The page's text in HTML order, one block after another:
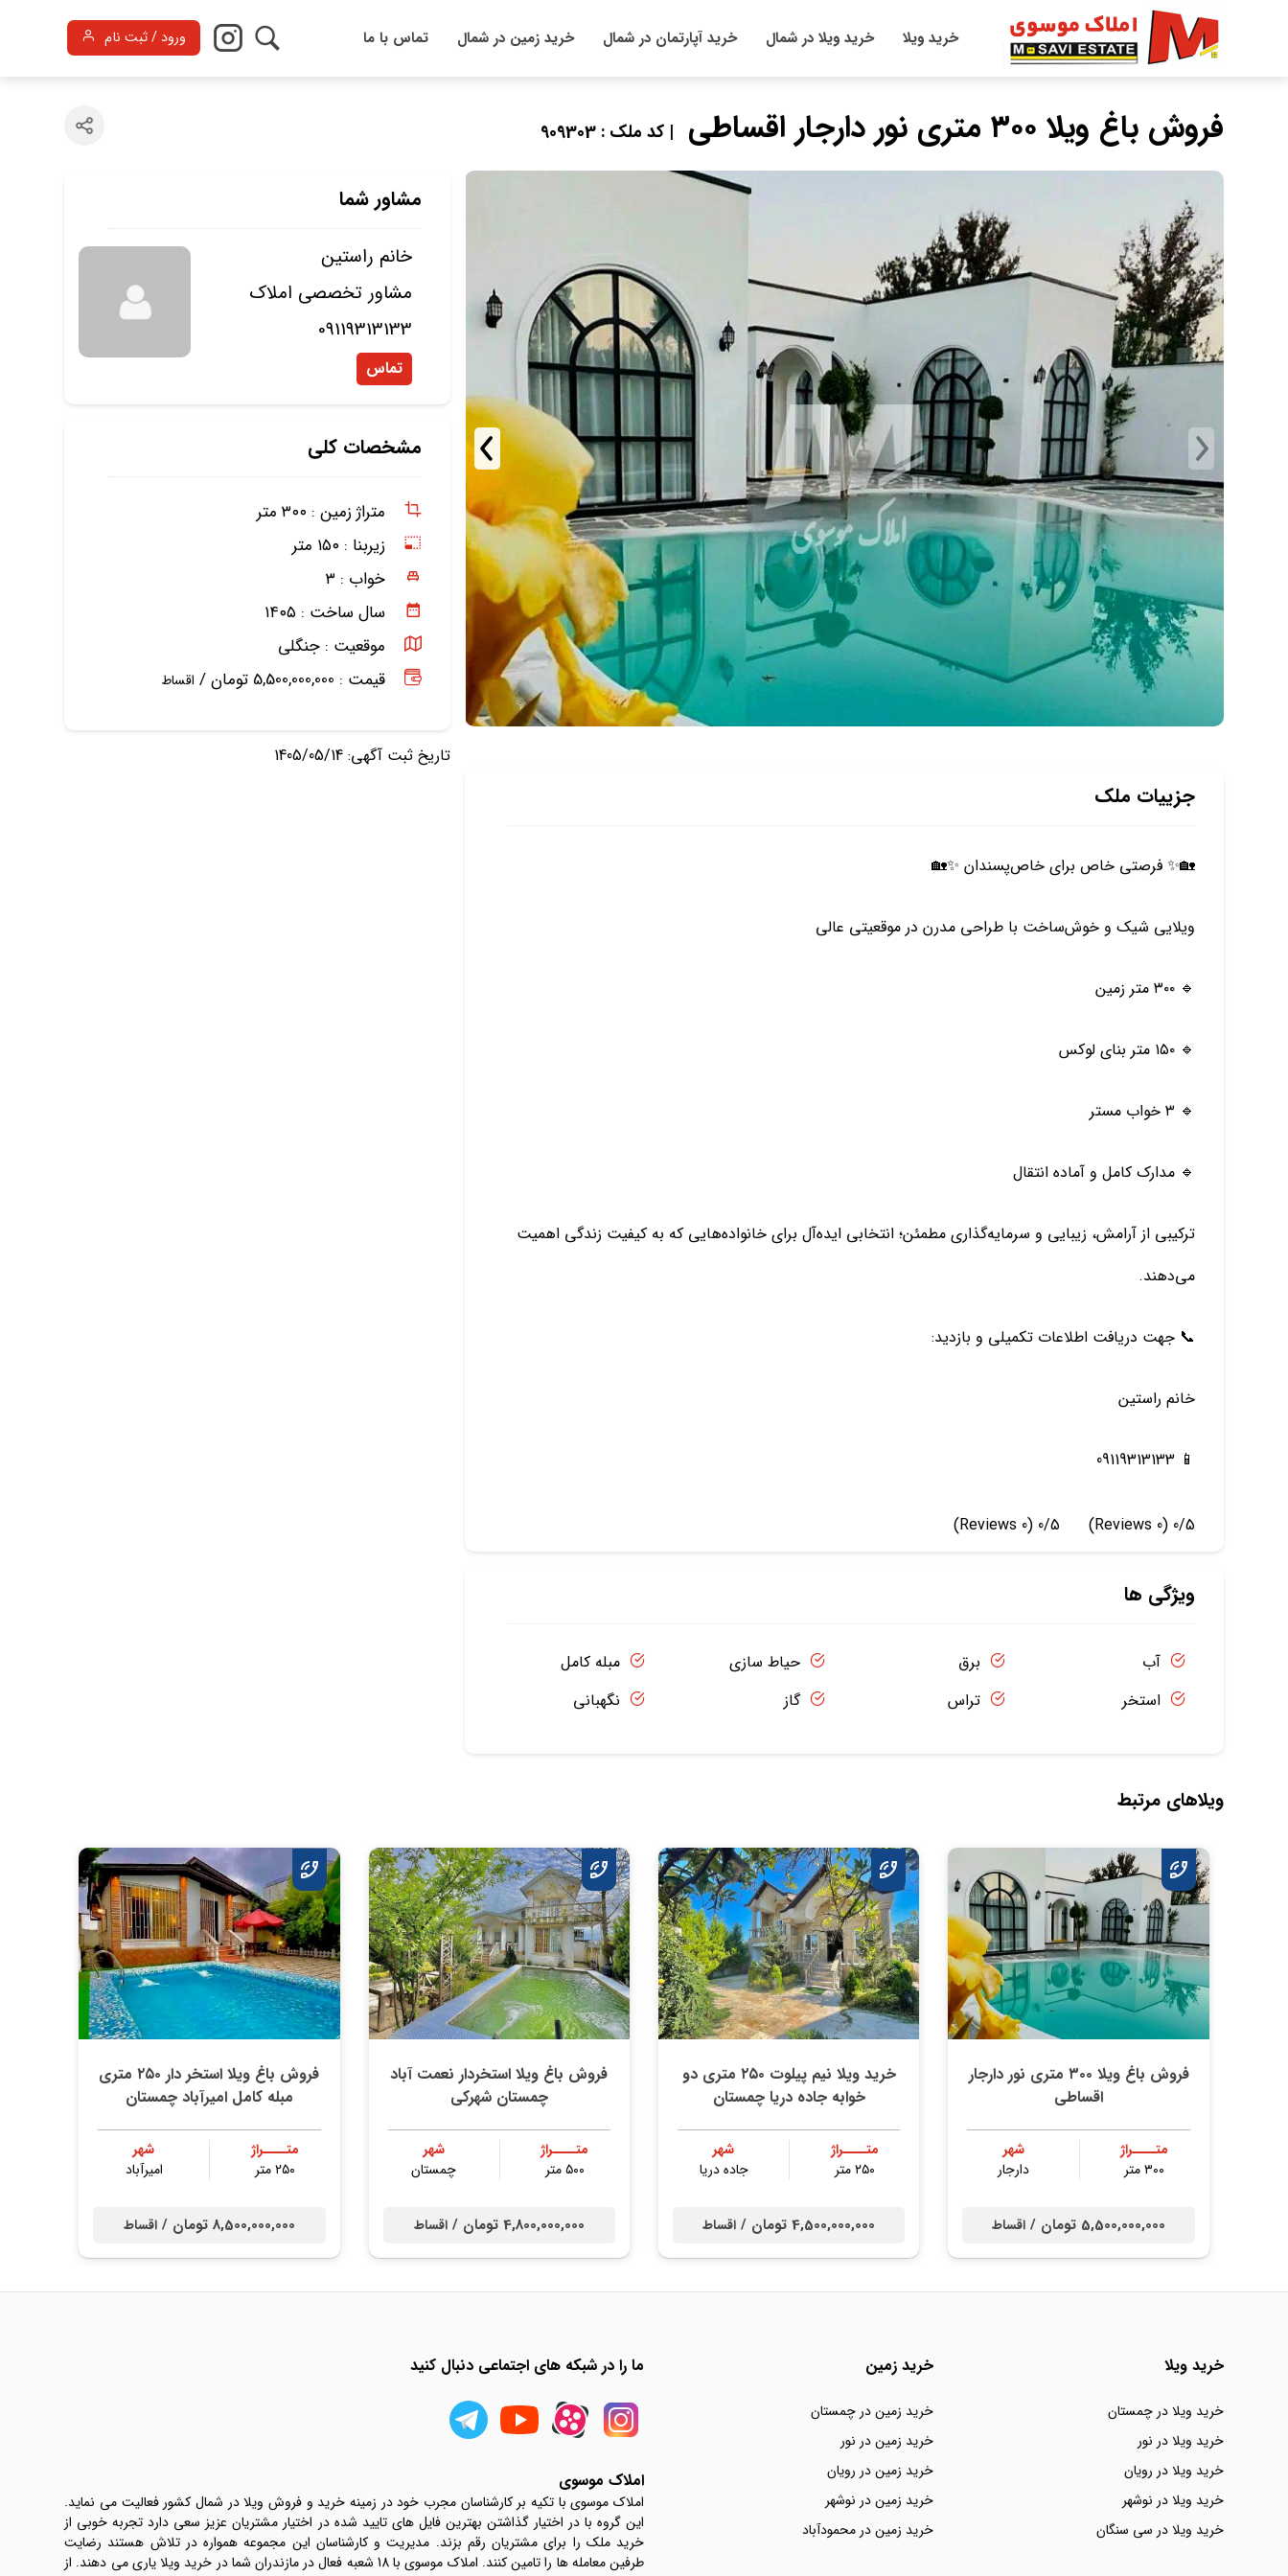
خرید ویلا خرید ویلا در شمال خرید آپارتمان در شمال خرید زمین در شمال تماس با ما ورود / ثبت نام
فروش باغ ویلا ۳۰۰ متری نور دارجار اقساطی | کد ملک : 909303
مشاور شما
خانم راستین
مشاور تخصصی املاک
09119313133
تماس
مشخصات کلی
متراژ زمین : ۳۰۰ متر
زیربنا : ۱۵۰ متر
خواب : ۳
سال ساخت : ۱۴۰۵
موقعیت : جنگلی
قیمت : 5,500,000,000 تومان /
اقساط
تاریخ ثبت آگهی: 1405/05/14
جزییات ملک
🏡✨ فرصتی خاص برای خاص‌پسندان ✨🏡
ویلایی شیک و خوش‌ساخت با طراحی مدرن در موقعیتی عالی
🔹 ۳۰۰ متر زمین
🔹 ۱۵۰ متر بنای لوکس
🔹 ۳ خواب مستر
🔹 مدارک کامل و آماده انتقال
ترکیبی از آرامش، زیبایی و سرمایه‌گذاری مطمئن؛ انتخابی ایده‌آل برای خانواده‌هایی که به کیفیت زندگی اهمیت
می‌دهند.
📞 جهت دریافت اطلاعات تکمیلی و بازدید:
خانم راستین
📱 09119313133
0/5
(0 Reviews)
0/5
(0 Reviews)
ویژگی ها
آب
استخر
برق
تراس
حیاط سازی
گاز
مبله کامل
نگهبانی
ویلاهای مرتبط
فروش باغ ویلا ۳۰۰ متری نور دارجار
اقساطی
متــــراژ
۳۰۰ متر
شهر
دارجار
5,500,000,000 تومان / اقساط
خرید ویلا نیم پیلوت ۲۵۰ متری دو
خوابه جاده دریا چمستان
متــــراژ
۲۵۰ متر
شهر
جاده دریا
4,500,000,000 تومان / اقساط
فروش باغ ویلا استخردار نعمت آباد
چمستان شهرکی
متــــراژ
۵۰۰ متر
شهر
چمستان
4,800,000,000 تومان / اقساط
فروش باغ ویلا استخر دار ۲۵۰ متری
مبله کامل امیرآباد چمستان
متــــراژ
۲۵۰ متر
شهر
امیرآباد
8,500,000,000 تومان / اقساط
خرید ویلا
خرید ویلا در چمستان
خرید ویلا در نور
خرید ویلا در رویان
خرید ویلا در نوشهر
خرید ویلا در سی سنگان
خرید زمین
خرید زمین در چمستان
خرید زمین در نور
خرید زمین در رویان
خرید زمین در نوشهر
خرید زمین در محمودآباد
ما را در شبکه های اجتماعی دنبال کنید
املاک موسوی
املاک موسوی با تکیه بر کارشناسان مجرب خود در زمینه خرید و فروش ویلا در شمال کشور فعالیت می نماید.
این گروه با در اختیار گذاشتن بهترین فایل های تایید شده در اختیار مشتریان عزیز سعی دارد تجربه خوبی از
خرید ملک را برای مشتریان رقم بزند. مدیریت و کارشناسان این مجموعه همواره در تلاش هستند رضایت
طرفین معامله ها را تامین کنند. املاک موسوی با 18 شعبه فعال در مازندران شما در خرید ویلا یاری می دهند. از